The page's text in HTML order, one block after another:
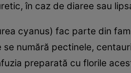
în caz de diaree sau
cyanus) fac parte din
se numără pectinele,
preparată cu florile